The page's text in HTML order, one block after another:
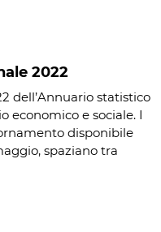
2022
dell’Annuario statistico
economico e sociale. I
disponibile
spaziano tra